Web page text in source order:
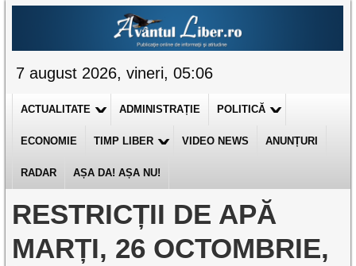
7 august 2026, vineri, 05:06
ACTUALITATE ADMINISTRAȚIE POLITICĂ
ECONOMIE TIMP LIBER VIDEO NEWS ANUNȚURI
RADAR AȘA DA! AȘA NU!
RESTRICȚII DE APĂ
MARȚI, 26 OCTOMBRIE,